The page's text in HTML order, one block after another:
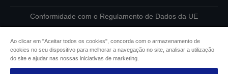
Conformidade com o Regulamento de Dados da UE
Informações sobre cookies
Ao clicar em "Aceitar todos os cookies", concorda com o armazenamento de
cookies no seu dispositivo para melhorar a navegação no site, analisar a utilização
do site e ajudar nas nossas iniciativas de marketing.